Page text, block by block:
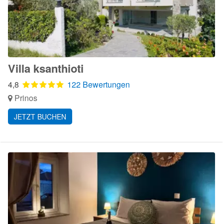
Villa ksanthioti
4,8
122 Bewertungen
Prinos
JETZT BUCHEN